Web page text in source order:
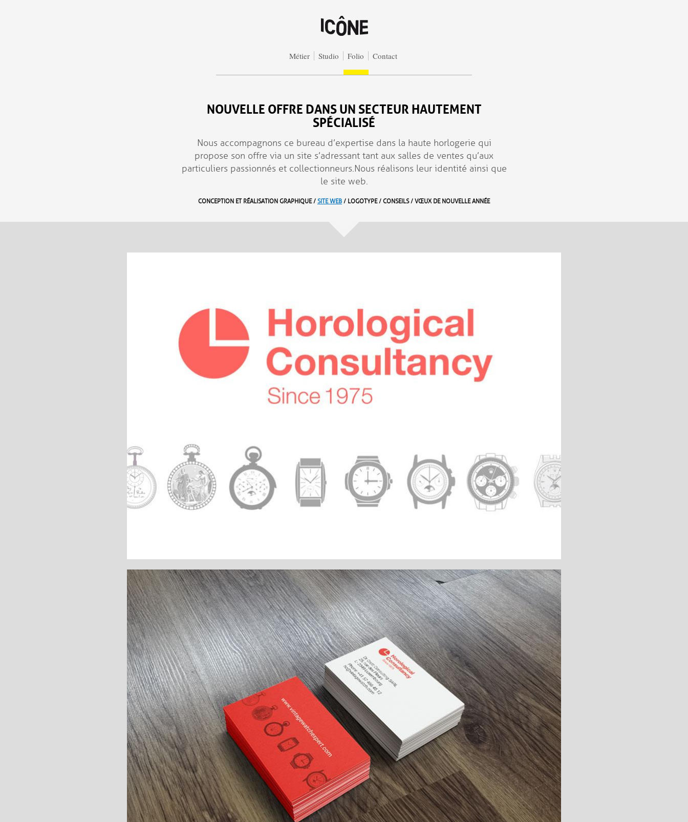
Métier Studio Folio Contact
NOUVELLE OFFRE DANS UN SECTEUR HAUTEMENT
SPÉCIALISÉ
Nous accompagnons ce bureau d’expertise dans la haute horlogerie qui
propose son offre via un site s’adressant tant aux salles de ventes qu’aux
particuliers passionnés et collectionneurs. Nous réalisons leur identité ainsi que
le site web.
CONCEPTION ET RÉALISATION GRAPHIQUE / SITE WEB / LOGOTYPE / CONSEILS / VŒUX DE NOUVELLE ANNÉE